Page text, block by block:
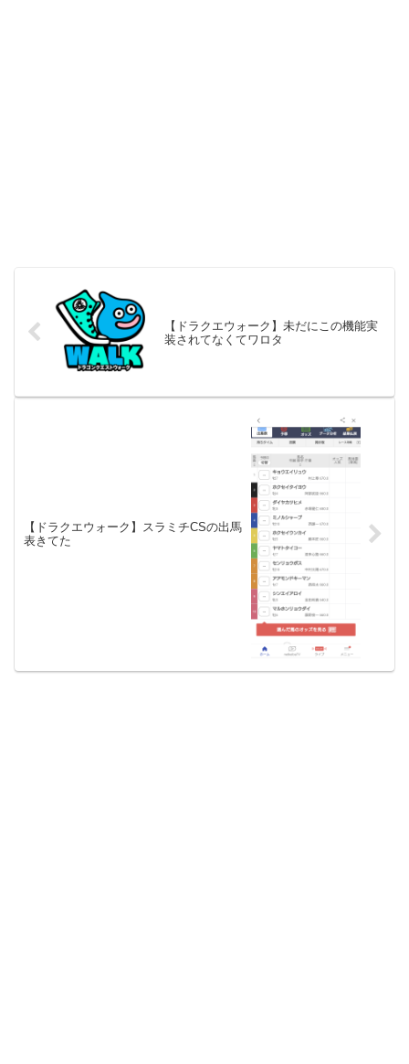
【ドラクエウォーク】未だにこの機能実
装されてなくてワロタ
【ドラクエウォーク】スラミチCSの出馬
表きてた